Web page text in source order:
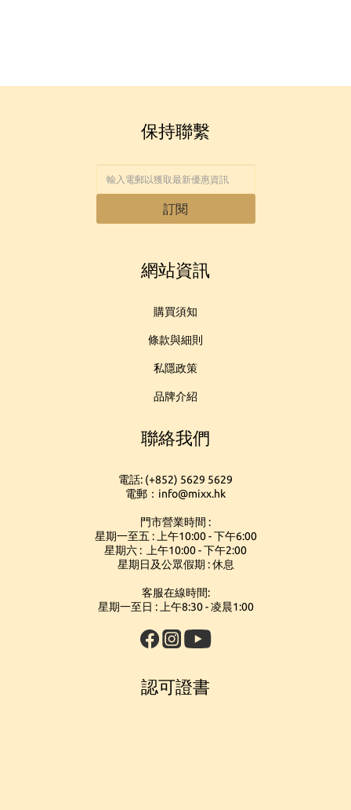
保持聯繫
訂閱
網站資訊
購買須知
條款與細則
私隱政策
品牌介紹
聯絡我們
電話: (+852) 5629 5629
電郵：info@mixx.hk
門市營業時間 :
星期一至五 : 上午10:00 - 下午6:00
星期六 : 上午10:00 - 下午2:00
星期日及公眾假期 : 休息
客服在線時間:
星期一至日 : 上午8:30 - 凌晨1:00
認可證書